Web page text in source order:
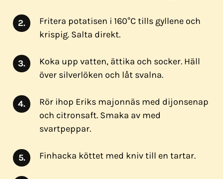
Fritera potatisen i 160°C tills gyllene och
krispig. Salta direkt.
Koka upp vatten, ättika och socker. Häll
över silverlöken och låt svalna.
Rör ihop Eriks majonnäs med dijonsenap
och citronsaft. Smaka av med
svartpeppar.
Finhacka köttet med kniv till en tartar.